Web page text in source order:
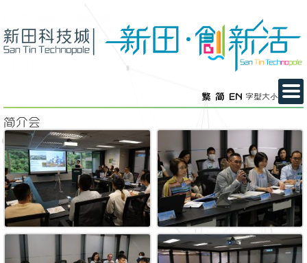
繁 简 EN 字型大小
简介会